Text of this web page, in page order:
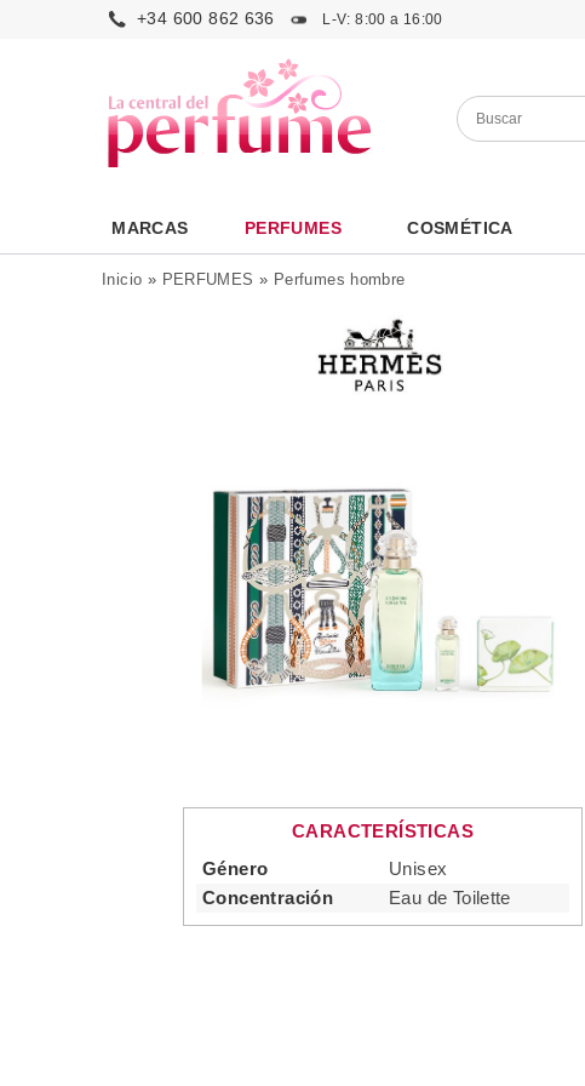
+34 600 862 636 L-V: 8:00 a 16:00
MARCAS PERFUMES COSMÉTICA
Inicio » PERFUMES » Perfumes hombre
CARACTERÍSTICAS
Género
Unisex
Concentración
Eau de Toilette